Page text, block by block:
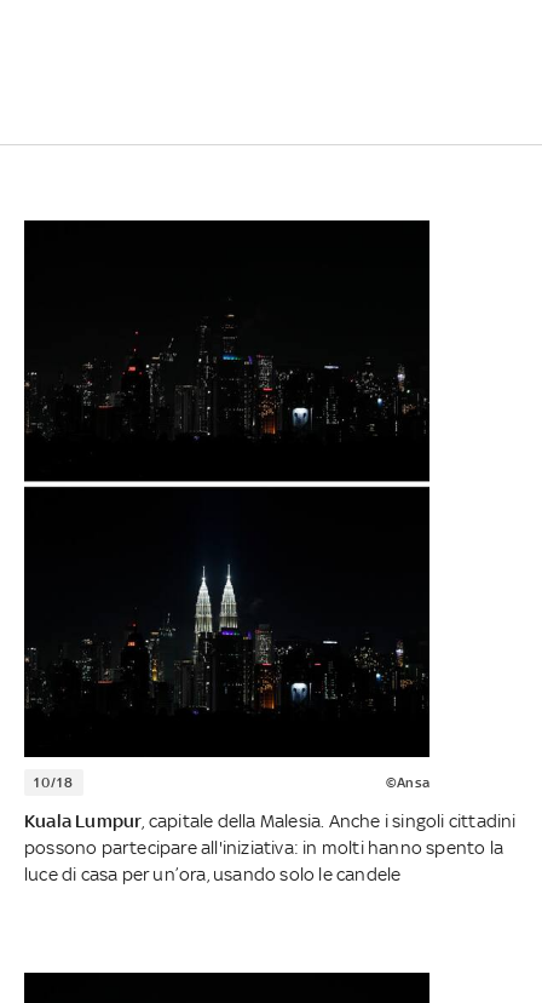
10/18 ©Ansa
Kuala Lumpur , capitale della Malesia. Anche i singoli cittadini
possono partecipare all'iniziativa: in molti hanno spento la
luce di casa per un’ora, usando solo le candele